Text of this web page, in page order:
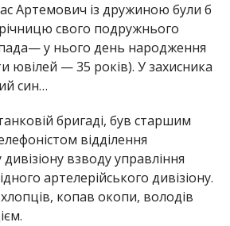
Артемович із дружиною були б
свого подружнього
у нього день народження
ювілей — 35 років). У захисника
син…
бригаді, був старшим
відділення
взводу управління
артелерійського дивізіону.
копав окопи, володів